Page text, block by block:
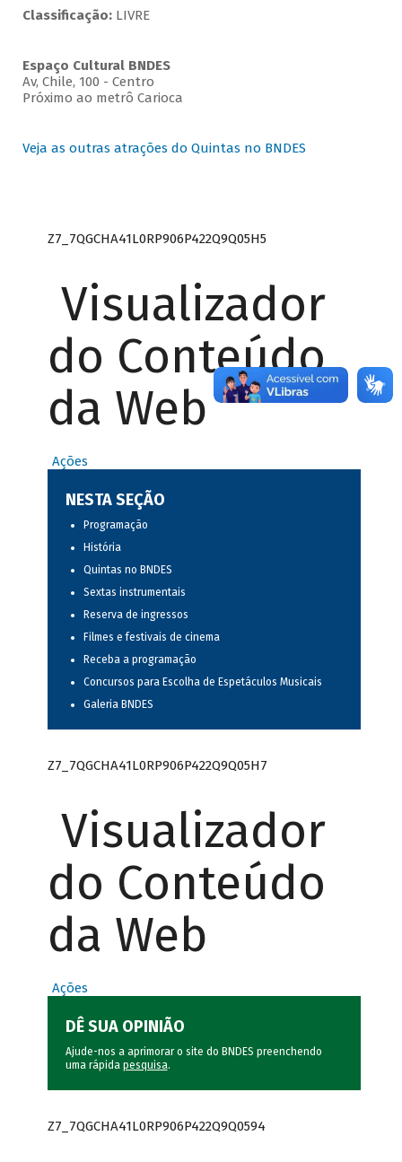
Classificação: LIVRE
Espaço Cultural BNDES
Av, Chile, 100 - Centro
Próximo ao metrô Carioca
Veja as outras atrações do Quintas no BNDES
Z7_7QGCHA41L0RP906P422Q9Q05H5
Visualizador
do Conteúdo
da Web
Ações
NESTA SEÇÃO
Programação
História
Quintas no BNDES
Sextas instrumentais
Reserva de ingressos
Filmes e festivais de cinema
Receba a programação
Concursos para Escolha de Espetáculos Musicais
Galeria BNDES
Z7_7QGCHA41L0RP906P422Q9Q05H7
Visualizador
do Conteúdo
da Web
Ações
DÊ SUA OPINIÃO
Ajude-nos a aprimorar o site do BNDES preenchendo
uma rápida pesquisa.
Z7_7QGCHA41L0RP906P422Q9Q0594